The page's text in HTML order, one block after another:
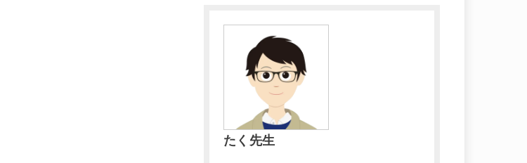
たく先生